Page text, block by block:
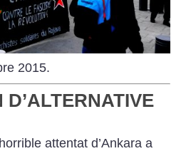
2015.
attentat d’Ankara a